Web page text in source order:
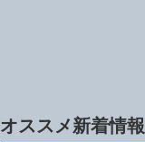
オススメ新着情報